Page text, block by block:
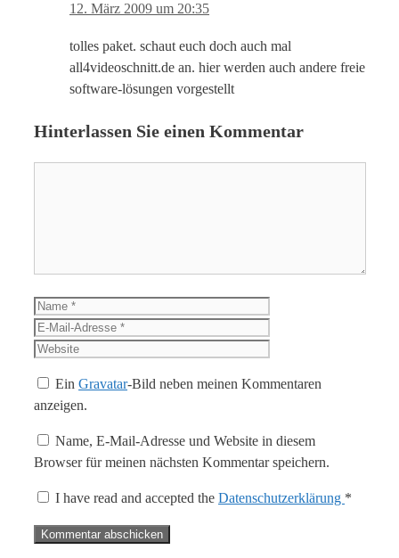
12. März 2009 um 20:35
tolles paket. schaut euch doch auch mal
all4videoschnitt.de an. hier werden auch andere freie
software-lösungen vorgestellt
Hinterlassen Sie einen Kommentar
Name
EinGravatar-Bild neben meinen Kommentaren
anzeigen.
Name, E-Mail-Adresse und Website in diesem
Browser für meinen nächsten Kommentar speichern.
I have read and accepted the Datenschutzerklärung *